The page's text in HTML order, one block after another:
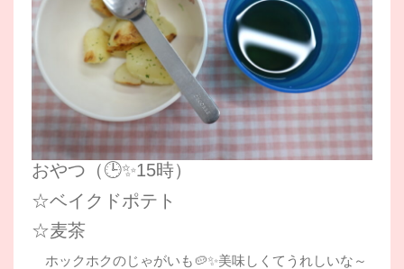
おやつ（🕒✨15時）
☆ベイクドポテト
☆麦茶
ホックホクのじゃがいも🥔✨美味しくてうれしいな～